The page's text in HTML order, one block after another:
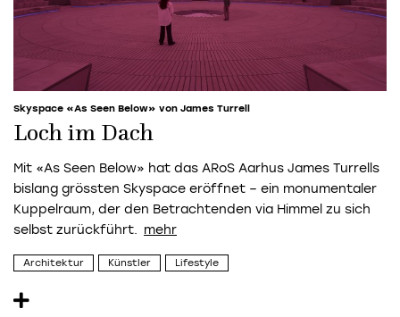
Skyspace «As Seen Below» von James Turrell
Loch im Dach
Mit «As Seen Below» hat das ARoS Aarhus James Turrells
bislang grössten Skyspace eröffnet – ein monumentaler
Kuppelraum, der den Betrachtenden via Himmel zu sich
selbst zurückführt.
Architektur Künstler Lifestyle